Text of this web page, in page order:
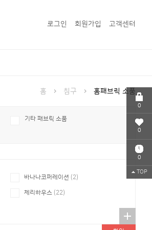
로그인 회원가입 고객센터
홈 침구 홈패브릭 소품
기타 패브릭 소품
바나나코퍼레이션 (2)
체리하우스 (22)
0
0
0
TOP